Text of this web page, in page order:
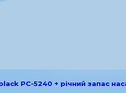
PC-5240 + річний запас